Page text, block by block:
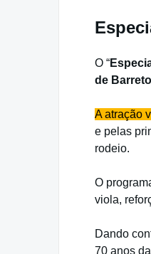
O “
de
A atração
e pelas
rodeio.
O
viola,
Dando
70 anos